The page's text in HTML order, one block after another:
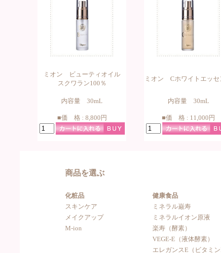
ミオン ビューティオイル
スクワラン100％
ミオン Cホワイトエッセ
内容量 30mL 内容量 30mL
■価 格 : 8,800円 ■価 格 : 11,000円